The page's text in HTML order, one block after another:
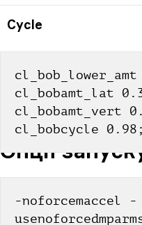
Cycle
cl_bobamt_lat
cl_bobamt_vert
cl_bobcycle 0.98;
Опції
-noforcemaccel -